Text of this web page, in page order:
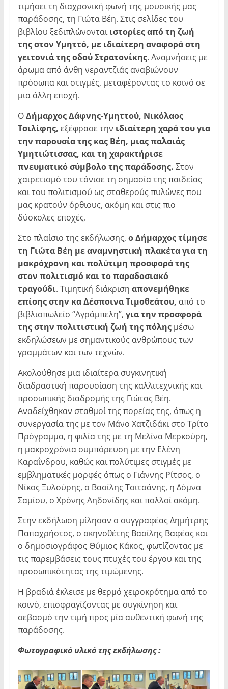
τιμήσει τη διαχρονική φωνή της μουσικής μας
παράδοσης, τη Γιώτα Βέη. Στις σελίδες του
βιβλίου ξεδιπλώνονται ιστορίες από τη ζωή
της στον Υμηττό, με ιδιαίτερη αναφορά στη
γειτονιά της οδού Στρατονίκης. Αναμνήσεις με
άρωμα από άνθη νεραντζιάς αναβιώνουν
πρόσωπα και στιγμές, μεταφέροντας το κοινό σε
μια άλλη εποχή.
ΟΔήμαρχος Δάφνης-Υμηττού, Νικόλαος
Τσιλίφης, εξέφρασε την ιδιαίτερη χαρά του για
την παρουσία της κας Βέη, μιας παλαιάς
Υμητιώτισσας, και τη χαρακτήρισε
πνευματικό σύμβολο της παράδοσης. Στον
χαιρετισμό του τόνισε τη σημασία της παιδείας
και του πολιτισμού ως σταθερούς πυλώνες που
μας κρατούν όρθιους, ακόμη και στις πιο
δύσκολες εποχές.
Στο πλαίσιο της εκδήλωσης, ο Δήμαρχος τίμησε
τη Γιώτα Βέη με αναμνηστική πλακέτα για τη
μακρόχρονη και πολύτιμη προσφορά της
στον πολιτισμό και το παραδοσιακό
τραγούδι. Τιμητική διάκριση απονεμήθηκε
επίσης στην κα Δέσποινα Τιμοθεάτου, από το
βιβλιοπωλείο “Αγράμπελη”, για την προσφορά
της στην πολιτιστική ζωή της πόληςμέσω
εκδηλώσεων με σημαντικούς ανθρώπους των
γραμμάτων και των τεχνών.
Ακολούθησε μια ιδιαίτερα συγκινητική
διαδραστική παρουσίαση της καλλιτεχνικής και
προσωπικής διαδρομής της Γιώτας Βέη.
Αναδείχθηκαν σταθμοί της πορείας της, όπως η
συνεργασία της με τον Μάνο Χατζιδάκι στο Τρίτο
Πρόγραμμα, η φιλία της με τη Μελίνα Μερκούρη,
η μακροχρόνια συμπόρευση με την Ελένη
Καραΐνδρου, καθώς και πολύτιμες στιγμές με
εμβληματικές μορφές όπως ο Γιάννης Ρίτσος, ο
Νίκος Ξυλούρης, ο Βασίλης Τσιτσάνης, η Δόμνα
Σαμίου, ο Χρόνης Αηδονίδης και πολλοί ακόμη.
Στην εκδήλωση μίλησαν ο συγγραφέας Δημήτρης
Παπαχρήστος, ο σκηνοθέτης Βασίλης Βαφέας και
ο δημοσιογράφος Θύμιος Κάκος, φωτίζοντας με
τις παρεμβάσεις τους πτυχές του έργου και της
προσωπικότητας της τιμώμενης.
Η βραδιά έκλεισε με θερμό χειροκρότημα από το
κοινό, επισφραγίζοντας με συγκίνηση και
σεβασμό την τιμή προς μία αυθεντική φωνή της
παράδοσης.
Φωτογραφικό υλικό της εκδήλωσης :